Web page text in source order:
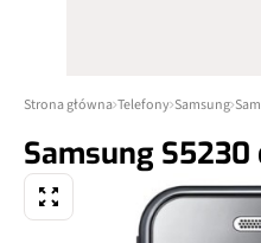
Strona główna Telefony Samsung
Samsung